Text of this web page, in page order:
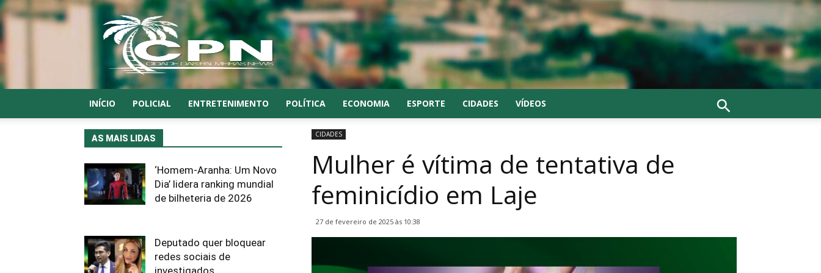
CPN
INÍCIO POLICIAL ENTRETENIMENTO POLÍTICA ECONOMIA ESPORTE CIDADES VÍDEOS
CIDADES
Mulher é vítima de tentativa de
feminicídio em Laje
27 de fevereiro de 2025 às 10:38
AS MAIS LIDAS
‘Homem-Aranha: Um Novo
Dia’ lidera ranking mundial
de bilheteria de 2026
Deputado quer bloquear
redes sociais de
investigados